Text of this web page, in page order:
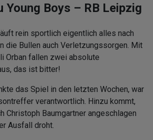
Young Boys – RB Leipzig
rein sportlich eigentlich alles nach
die Bullen auch Verletzungssorgen. Mit
Orban fallen zwei absolute
das ist bitter!
das Spiel in den letzten Wochen, war
verantwortlich. Hinzu kommt,
Christoph Baumgartner angeschlagen
Ausfall droht.